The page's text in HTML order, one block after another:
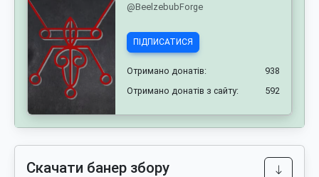
@BeelzebubForge
ПІДПИСАТИСЯ
Отримано донатів:
938
Отримано донатів з сайту:
592
Скачати банер збору